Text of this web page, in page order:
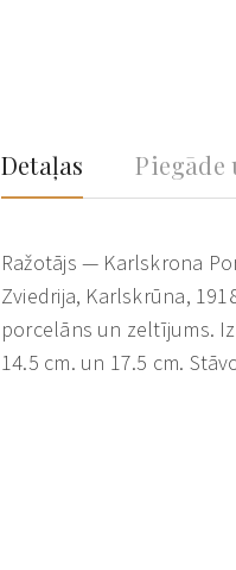
Detaļas Piegāde
Ražotājs — Karlskrona
Zviedrija, Karlskrūna,
porcelāns un zeltījums.
14.5 cm. un 17.5 cm.